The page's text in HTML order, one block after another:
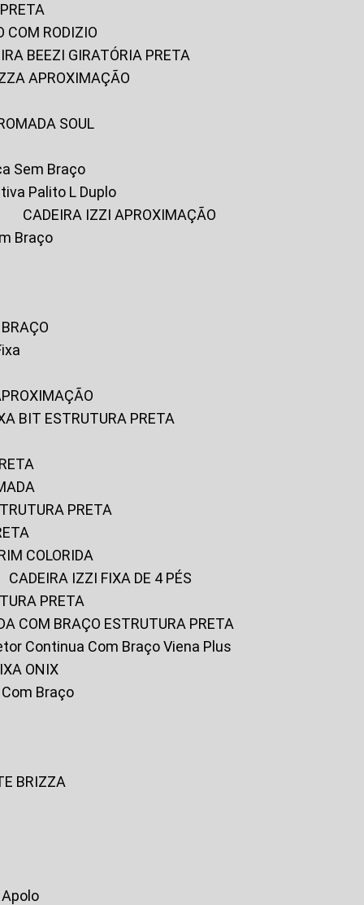
COM RODIZIO
BEEZI GIRATÓRIA PRETA
APROXIMAÇÃO
SOUL
Sem Braço
Palito L Duplo
CADEIRA IZZI APROXIMAÇÃO
Braço
BIT ESTRUTURA PRETA
PRETA
COLORIDA
CADEIRA IZZI FIXA DE 4 PÉS
PRETA
COM BRAÇO ESTRUTURA PRETA
Continua Com Braço Viena Plus
ONIX
Com Braço
BRIZZA